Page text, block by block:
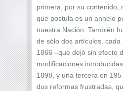
primera, por su contenido,
que postula es un anhelo
nuestra Nación. También
de sólo dos artículos, cada
1866 –que dejó sin efecto
modificaciones
1898, y una tercera en
dos reformas frustradas,